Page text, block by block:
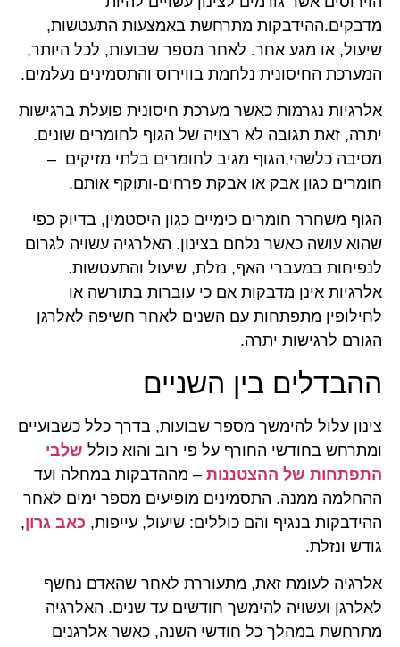
מדבקים.ההידבקות מתרחשת באמצעות התעטשות,
שיעול, או מגע אחר. לאחר מספר שבועות, לכל היותר,
המערכת החיסונית נלחמת בווירוס והתסמינים נעלמים.
אלרגיות נגרמות כאשר מערכת חיסונית פועלת ברגישות
יתרה, זאת תגובה לא רצויה של הגוף לחומרים שונים.
מסיבה כלשהי,הגוף מגיב לחומרים בלתי מזיקים –
חומרים כגון אבק או אבקת פרחים-ותוקף אותם.
הגוף משחרר חומרים כימיים כגון היסטמין, בדיוק כפי
שהוא עושה כאשר נלחם בצינון. האלרגיה עשויה לגרום
לנפיחות במעברי האף, נזלת, שיעול והתעטשות.
אלרגיות אינן מדבקות אם כי עוברות בתורשה או
לחילופין מתפתחות עם השנים לאחר חשיפה לאלרגן
הגורם לרגישות יתרה.
ההבדלים בין השניים
צינון עלול להימשך מספר שבועות, בדרך כלל כשבועיים
ומתרחש בחודשי החורף על פי רוב והוא כולל שלבי
התפתחות של ההצטננות – מההדבקות במחלה ועד
ההחלמה ממנה. התסמינים מופיעים מספר ימים לאחר
ההידבקות בנגיף והם כוללים: שיעול, עייפות, כאב גרון,
גודש ונזלת.
אלרגיה לעומת זאת, מתעוררת לאחר שהאדם נחשף
לאלרגן ועשויה להימשך חודשים עד שנים. האלרגיה
מתרחשת במהלך כל חודשי השנה, כאשר אלרגנים